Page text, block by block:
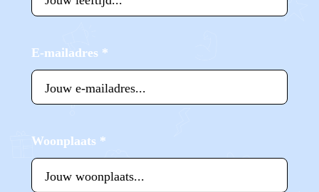
E-mailadres *
Woonplaats *